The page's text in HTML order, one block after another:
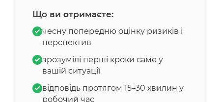
Що ви отримаєте:
чесну попередню оцінку ризиків і
перспектив
зрозумілі перші кроки саме у
вашій ситуації
відповідь протягом 15–30 хвилин у
робочий час